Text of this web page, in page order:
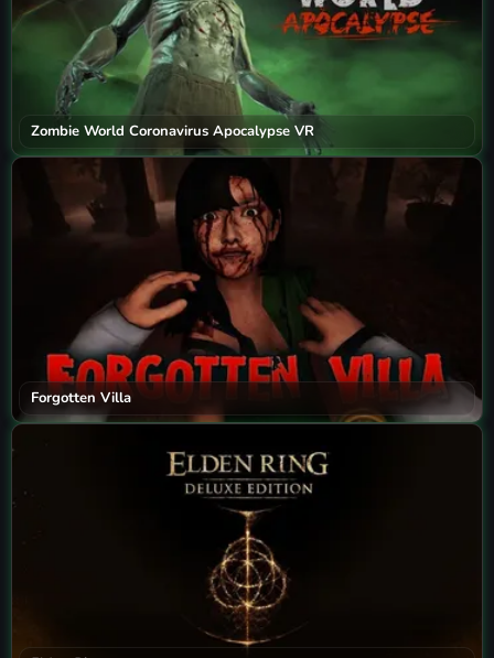
Zombie World Coronavirus Apocalypse VR
Forgotten Villa